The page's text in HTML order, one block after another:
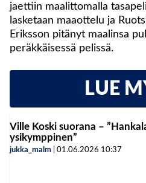
jaettiin maalittomalla
lasketaan maaottelu ja
Eriksson pitänyt maalinsa
peräkkäisessä pelissä.
LUE
Ville Koski suorana –
ysikymppinen”
jukka_malm 01.06.2026 10:37